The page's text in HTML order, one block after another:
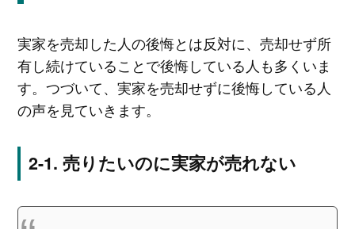
実家を売却した人の後悔とは反対に、売却せず所
有し続けていることで後悔している人も多くいま
す。つづいて、実家を売却せずに後悔している人
の声を見ていきます。
売りたいのに実家が売れない